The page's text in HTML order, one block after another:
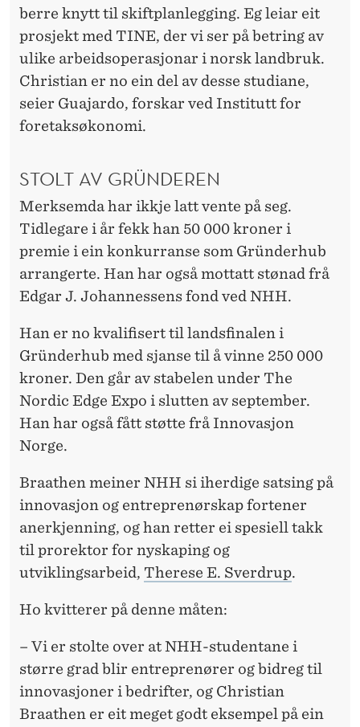
berre knytt til skiftplanlegging. Eg leiar eit
prosjekt med TINE, der vi ser på betring av
ulike arbeidsoperasjonar i norsk landbruk.
Christian er no ein del av desse studiane,
seier Guajardo, forskar ved Institutt for
foretaksøkonomi.
STOLT AV GRÜNDEREN
Merksemda har ikkje latt vente på seg.
Tidlegare i år fekk han 50 000 kroner i
premie i ein konkurranse som Gründerhub
arrangerte. Han har også mottatt stønad frå
Edgar J. Johannessens fond ved NHH.
Han er no kvalifisert til landsfinalen i
Gründerhub med sjanse til å vinne 250 000
kroner. Den går av stabelen under The
Nordic Edge Expo i slutten av september.
Han har også fått støtte frå Innovasjon
Norge.
Braathen meiner NHH si iherdige satsing på
innovasjon og entreprenørskap fortener
anerkjenning, og han retter ei spesiell takk
til prorektor for nyskaping og
utviklingsarbeid, Therese E. Sverdrup.
Ho kvitterer på denne måten:
– Vi er stolte over at NHH-studentane i
større grad blir entreprenører og bidreg til
innovasjoner i bedrifter, og Christian
Braathen er eit meget godt eksempel på ein